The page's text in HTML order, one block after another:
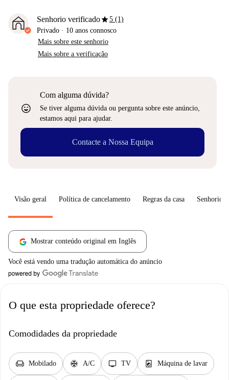
Senhorio verificadostar5 (1)
Privado · 10 anos connosco
Mais sobre este senhorio
Mais sobre a verificação
sentiment_very_satisfied
Com alguma dúvida?
Se tiver alguma dúvida ou pergunta sobre este anúncio,
estamos aqui para ajudar.
Contacte a Nossa Equipa
Visão geral Política de cancelamento Regras da casa Senhorio
Mostrar conteúdo original em Inglês
Você está vendo uma tradução automática do anúncio
O que esta propriedade oferece?
Comodidades da propriedade
chair Mobilado ac_unit A/C tv TV local_laundry_service Máquina de lavar